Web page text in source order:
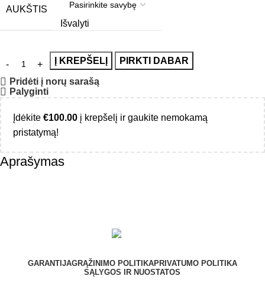
AUKŠTIS
Išvalyti
Į KREPŠELĮ PIRKTI DABAR
Pridėti į norų sarašą
Palyginti
Įdėkite €100.00 į krepšelį ir gaukite nemokamą
pristatymą!
Aprašymas
GARANTIJAGRĄŽINIMO POLITIKAPRIVATUMO POLITIKA
SĄLYGOS IR NUOSTATOS